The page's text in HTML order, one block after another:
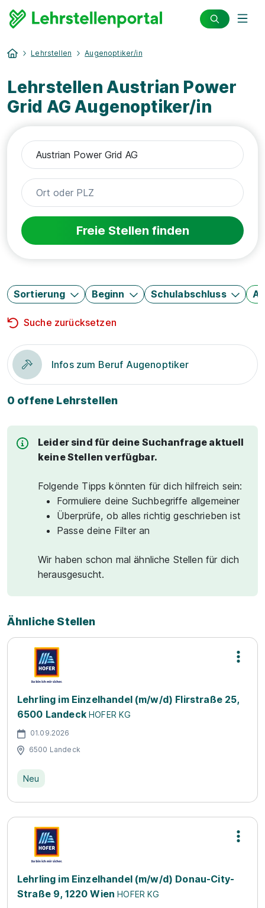
Lehrstellen Augenoptiker/in
Lehrstellen Austrian Power
Grid AG Augenoptiker/in
Freie Stellen finden
Sortierung Beginn Schulabschluss
Suche zurücksetzen
Infos zum Beruf Augenoptiker
0 offene Lehrstellen
Leider sind für deine Suchanfrage aktuell
keine Stellen verfügbar.
Folgende Tipps könnten für dich hilfreich sein:
Formuliere deine Suchbegriffe allgemeiner
Überprüfe, ob alles richtig geschrieben ist
Passe deine Filter an
Wir haben schon mal ähnliche Stellen für dich
herausgesucht.
Ähnliche Stellen
Lehrling im Einzelhandel (m/w/d) Flirstraße 25,
6500 Landeck HOFER KG
01.09.2026
6500 Landeck
Neu
Lehrling im Einzelhandel (m/w/d) Donau-City-
Straße 9, 1220 Wien HOFER KG